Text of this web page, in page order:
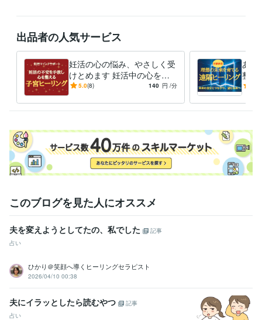
マヤ暦アドバイザー 取得年 : 2022年
看護師
認定レイキヒーラー 取得年 : 2020年
出品者の人気サービス
妊活の心の悩み、やさしく受
けとめます 妊活中の心を整
えて妊娠力アップを目指す
5.0(8) 140 円 /分
あな
整え
歩踏
このブログを見た人にオススメ
夫を変えようとしてたの、私でした
記事
占い
ひかり＠笑顔へ導くヒーリングセラピスト
2026/04/10 00:38
夫にイラッとしたら読むやつ
記事
占い